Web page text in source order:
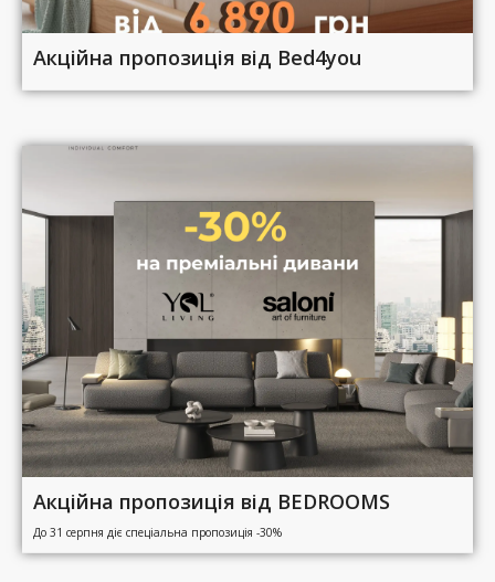
Акційна пропозиція від Bed4you
Акційна пропозиція від BEDROOMS
До 31 серпня діє спеціальна пропозиція -30%